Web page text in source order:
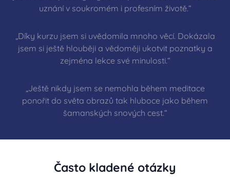
uznání v soukromém i profesním životě.“
„Díky kurzu jsem si uvědomila mnoho věcí. Dokázala
jsem si ještě hlouběji a vědoměji ukotvit poznatky a
zejména lekce své minulosti.“
„Ještě nikdy jsem se nemohla během meditace
ponořit do světa obrazů tak hluboce jako během
šamanských snových cest.“
Často kladené otázky